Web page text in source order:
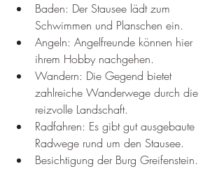
Baden: Der Stausee lädt zum
Schwimmen und Planschen ein.
Angeln: Angelfreunde können hier
ihrem Hobby nachgehen.
Wandern: Die Gegend bietet
zahlreiche Wanderwege durch die
reizvolle Landschaft.
Radfahren: Es gibt gut ausgebaute
Radwege rund um den Stausee.
Besichtigung der Burg Greifenstein.